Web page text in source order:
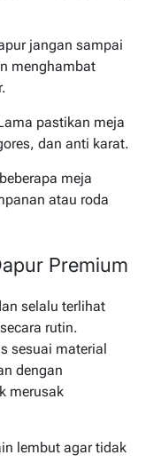
jangan sampai
menghambat
pastikan meja
dan anti karat.
meja
atau roda
Premium
selalu terlihat
rutin.
sesuai material
dengan
merusak
lembut agar tidak